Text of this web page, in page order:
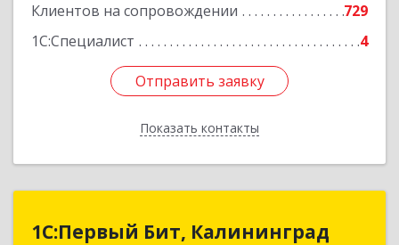
Клиентов на сопровождении
729
1С:Специалист
4
Отправить заявку
Показать контакты
Отправить заявку
Назад
1С:Первый Бит, Калининград
1С:Первый Бит, Калининград